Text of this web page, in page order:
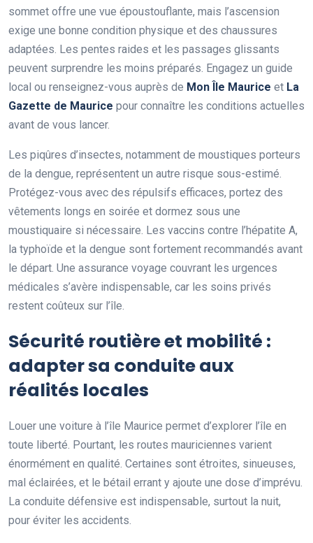
sommet offre une vue époustouflante, mais l’ascension
exige une bonne condition physique et des chaussures
adaptées. Les pentes raides et les passages glissants
peuvent surprendre les moins préparés. Engagez un guide
local ou renseignez-vous auprès de Mon Île Maurice et La
Gazette de Maurice pour connaître les conditions actuelles
avant de vous lancer.
Les piqûres d’insectes, notamment de moustiques porteurs
de la dengue, représentent un autre risque sous-estimé.
Protégez-vous avec des répulsifs efficaces, portez des
vêtements longs en soirée et dormez sous une
moustiquaire si nécessaire. Les vaccins contre l’hépatite A,
la typhoïde et la dengue sont fortement recommandés avant
le départ. Une assurance voyage couvrant les urgences
médicales s’avère indispensable, car les soins privés
restent coûteux sur l’île.
Sécurité routière et mobilité :
adapter sa conduite aux
réalités locales
Louer une voiture à l’île Maurice permet d’explorer l’île en
toute liberté. Pourtant, les routes mauriciennes varient
énormément en qualité. Certaines sont étroites, sinueuses,
mal éclairées, et le bétail errant y ajoute une dose d’imprévu.
La conduite défensive est indispensable, surtout la nuit,
pour éviter les accidents.